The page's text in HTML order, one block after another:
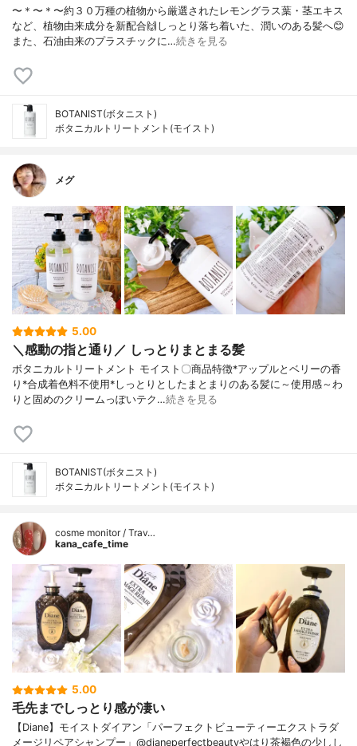
〜＊〜＊〜約３０万種の植物から厳選されたレモングラス葉・茎エキス
など、植物由来成分を新配合🙌しっとり落ち着いた、潤いのある髪へ😊
また、石油由来のプラスチックに…続きを見る
BOTANIST(ボタニスト)
ボタニカルトリートメント(モイスト)
メグ
5.00
＼感動の指と通り／ しっとりまとまる髪
ボタニカルトリートメント モイスト〇商品特徴*アップルとベリーの香
り*合成着色料不使用*しっとりとしたまとまりのある髪に～使用感～わ
りと固めのクリームっぽいテク…続きを見る
BOTANIST(ボタニスト)
ボタニカルトリートメント(モイスト)
cosme monitor / Trav…
kana_cafe_time
5.00
毛先までしっとり感が凄い
【Diane】モイストダイアン「パーフェクトビューティーエクストラダ
メージリペアシャンプー」@dianeperfectbeautyやはり茶褐色の少しし